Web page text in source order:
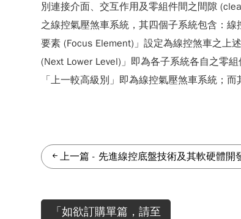
別連接介面、交互作用及零組件間之間隙
之線控氣壓煞車系統，其四個子系統包含：
要素 (Focus Element)」設定為線控煞車之上
(Next Lower Level)」即為各子系統各自之零
「上一較高級別」即為線控氣壓煞車系統；
上一篇 - 先進線控底盤技術及其軟硬體開
「如欲訂購單篇，請至